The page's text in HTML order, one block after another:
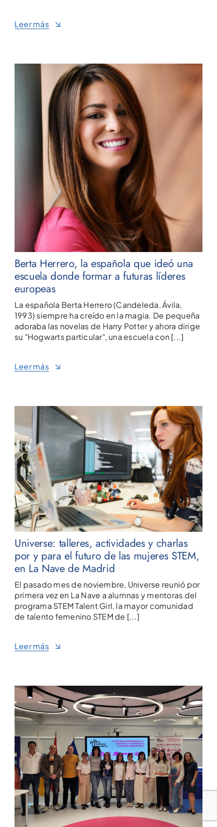
Leer más
Berta Herrero, la española que ideó una
escuela donde formar a futuras líderes
europeas
La española Berta Herrero (Candeleda, Ávila,
1993) siempre ha creído en la magia. De pequeña
adoraba las novelas de Harry Potter y ahora dirige
su "Hogwarts particular", una escuela con [...]
Leer más
Universe: talleres, actividades y charlas
por y para el futuro de las mujeres STEM,
en La Nave de Madrid
El pasado mes de noviembre, Universe reunió por
primera vez en La Nave a alumnas y mentoras del
programa STEM Talent Girl, la mayor comunidad
de talento femenino STEM de [...]
Leer más